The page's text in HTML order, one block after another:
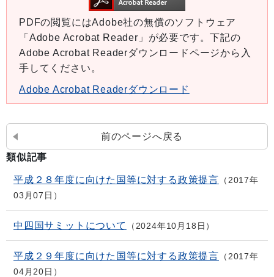
PDFの閲覧にはAdobe社の無償のソフトウェア
「Adobe Acrobat Reader」が必要です。下記の
Adobe Acrobat Readerダウンロードページから入
手してください。
Adobe Acrobat Readerダウンロード
前のページへ戻る
類似記事
平成２８年度に向けた国等に対する政策提言
2017年
03月07日
中四国サミットについて 2024年10月18日
平成２９年度に向けた国等に対する政策提言
2017年
04月20日